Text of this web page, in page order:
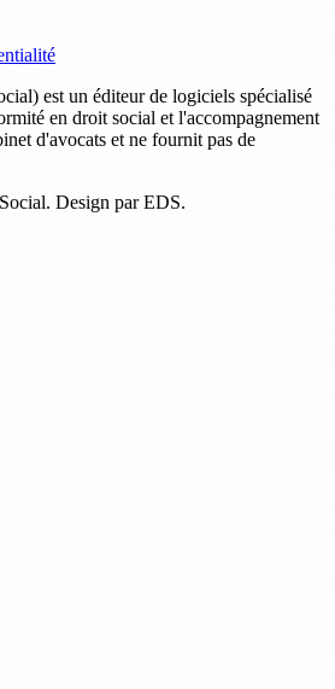
est un éditeur de logiciels spécialisé
en droit social et l'accompagnement
d'avocats et ne fournit pas de
Design par EDS.